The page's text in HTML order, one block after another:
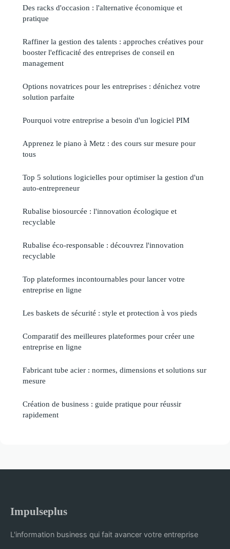
Des racks d'occasion : l'alternative économique et
pratique
Raffiner la gestion des talents : approches créatives pour
booster l'efficacité des entreprises de conseil en
management
Options novatrices pour les entreprises : dénichez votre
solution parfaite
Pourquoi votre entreprise a besoin d'un logiciel PIM
Apprenez le piano à Metz : des cours sur mesure pour
tous
Top 5 solutions logicielles pour optimiser la gestion d'un
auto-entrepreneur
Rubalise biosourcée : l'innovation écologique et
recyclable
Rubalise éco-responsable : découvrez l'innovation
recyclable
Top plateformes incontournables pour lancer votre
entreprise en ligne
Les baskets de sécurité : style et protection à vos pieds
Comparatif des meilleures plateformes pour créer une
entreprise en ligne
Fabricant tube acier : normes, dimensions et solutions sur
mesure
Création de business : guide pratique pour réussir
rapidement
Impulseplus
L'information business qui fait avancer votre entreprise